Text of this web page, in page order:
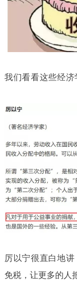
我们看看这些经济
厉以宁很直白地讲
免税，让更多的人